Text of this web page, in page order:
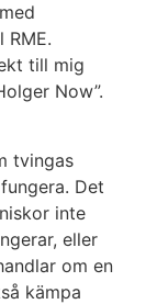
till mig
Now”.
tvingas
Det
inte
eller
om en
kämpa